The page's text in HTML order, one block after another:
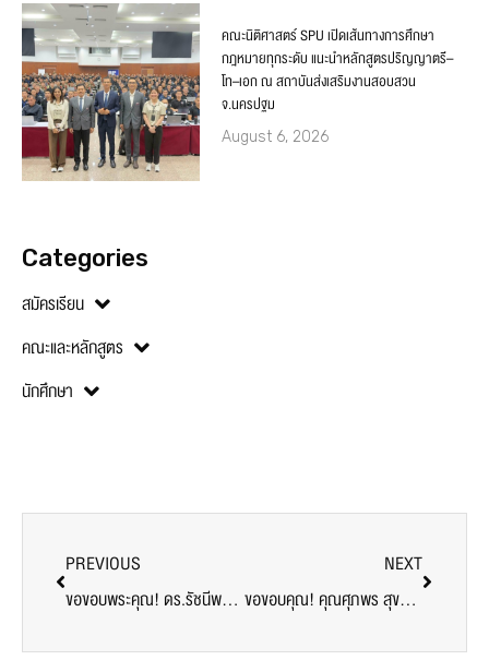
คณะนิติศาสตร์ SPU เปิดเส้นทางการศึกษา
กฎหมายทุกระดับ แนะนำหลักสูตรปริญญาตรี–
โท–เอก ณ สถาบันส่งเสริมงานสอบสวน
จ.นครปฐม
August 6, 2026
Categories
สมัครเรียน
คณะและหลักสูตร
นักศึกษา
PREVIOUS
ขอขอบพระคุณ! ดร.รัชนีพร พุคยาภรณ์ พุกกะมาน มอบอาหาร สนับสนุนบุคลากรทางการแพทย์และอาสาสมัคร ศูนย์ฉีดวัคซีน มหาวิทยาลัยศรีปทุม
NEXT
ขอขอบคุณ! คุณศุภพร สุขารมณ์ และเพื่อนๆ สนับสนุนอาหาร ขนมและเครื่องดื่ม บุคลากรทางการแพทย์และอาสาสมัคร ศูนย์ฉีดวัคซีน มหาวิทยาลัยศรีปทุม